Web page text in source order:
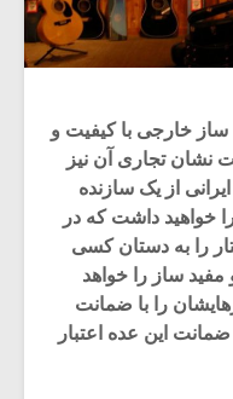
خارجی با کیفیت و
نشان تجاری آن نیز
از یک سازنده
خواهید داشت که در
را به دستان کسی
مفید ساز را خواهد
را با ضمانت
این عده اعتبار